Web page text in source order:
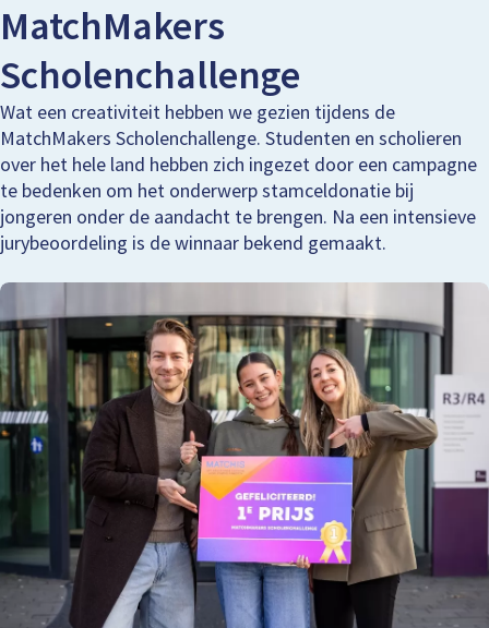
MatchMakers
Scholenchallenge
Wat een creativiteit hebben we gezien tijdens de
MatchMakers Scholenchallenge. Studenten en scholieren
over het hele land hebben zich ingezet door een campagne
te bedenken om het onderwerp stamceldonatie bij
jongeren onder de aandacht te brengen. Na een intensieve
jurybeoordeling is de winnaar bekend gemaakt.